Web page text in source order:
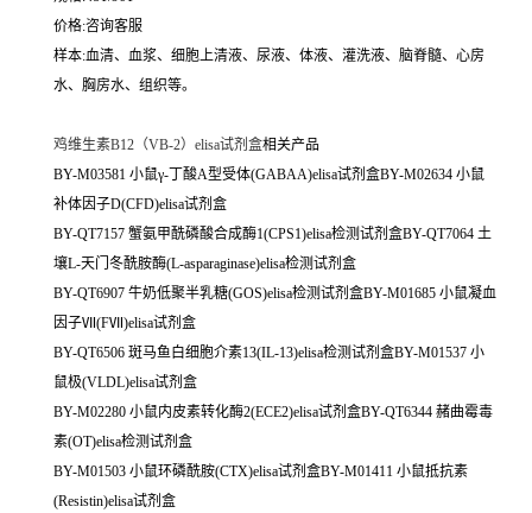
价格:咨询客服
样本:血清、血浆、细胞上清液、尿液、体液、灌洗液、脑脊髓、心房
水、胸房水、组织等。
鸡维生素B12（VB-2）elisa试剂盒相关产品
BY-M03581 小鼠γ-丁酸A型受体(GABAA)elisa试剂盒BY-M02634 小鼠
补体因子D(CFD)elisa试剂盒
BY-QT7157 蟹氨甲酰磷酸合成酶1(CPS1)elisa检测试剂盒BY-QT7064 土
壤L-天门冬酰胺酶(L-asparaginase)elisa检测试剂盒
BY-QT6907 牛奶低聚半乳糖(GOS)elisa检测试剂盒BY-M01685 小鼠凝血
因子Ⅶ(FⅦ)elisa试剂盒
BY-QT6506 斑马鱼白细胞介素13(IL-13)elisa检测试剂盒BY-M01537 小
鼠极(VLDL)elisa试剂盒
BY-M02280 小鼠内皮素转化酶2(ECE2)elisa试剂盒BY-QT6344 赭曲霉毒
素(OT)elisa检测试剂盒
BY-M01503 小鼠环磷酰胺(CTX)elisa试剂盒BY-M01411 小鼠抵抗素
(Resistin)elisa试剂盒